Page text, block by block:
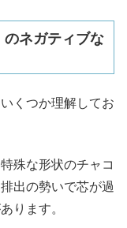
のネガティブな
くつか理解してお
殊な形状のチャコ
出の勢いで芯が過
ります。